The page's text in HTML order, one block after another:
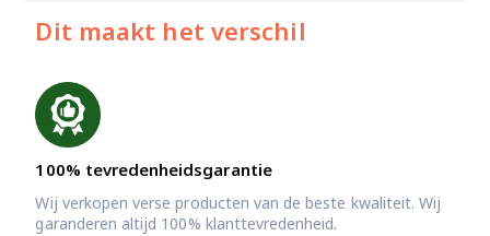
Dit maakt het verschil
100% tevredenheidsgarantie
Wij verkopen verse producten van de beste kwaliteit. Wij
garanderen altijd 100% klanttevredenheid.